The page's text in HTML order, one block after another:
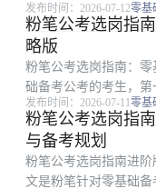
基础备考考生，针对选
核心条件核对方法、隐
对清单四个维度展...
发布时间：2026-07-12零基
粉笔公考选岗指
略版
粉笔公考选岗指南：
础备考公考的考生，
表，容易踩各类陷阱影
础考生选岗策略指南
理、误区规避、优先级...
发布时间：2026-07-11零基
粉笔公考选岗指
与备考规划
粉笔公考选岗指南进
文是粉笔针对零基础备